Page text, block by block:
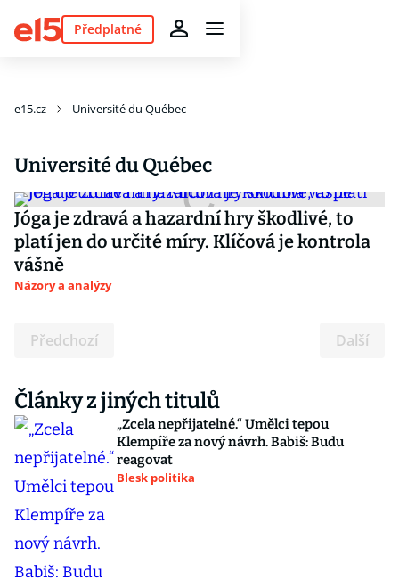
Předplatné
e15.cz Université du Québec
Université du Québec
Jóga je zdravá a hazardní hry škodlivé, to
platí jen do určité míry. Klíčová je kontrola
vášně
Názory a analýzy
Předchozí Další
Články z jiných titulů
„Zcela nepřijatelné.“ Umělci tepou
Klempíře za nový návrh. Babiš: Budu
reagovat
Blesk politika